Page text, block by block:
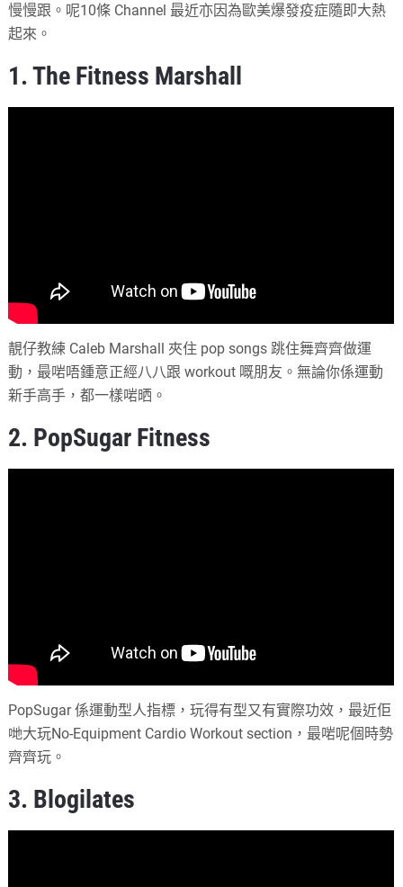
慢慢跟。呢10條 Channel 最近亦因為歐美爆發疫症隨即大熱
起來。
1. The Fitness Marshall
靚仔教練 Caleb Marshall 夾住 pop songs 跳住舞齊齊做運
動，最啱唔鍾意正經八八跟 workout 嘅朋友。無論你係運動
新手高手，都一樣啱晒。
2. PopSugar Fitness
PopSugar 係運動型人指標，玩得有型又有實際功效，最近佢
哋大玩No-Equipment Cardio Workout section，最啱呢個時勢
齊齊玩。
3. Blogilates